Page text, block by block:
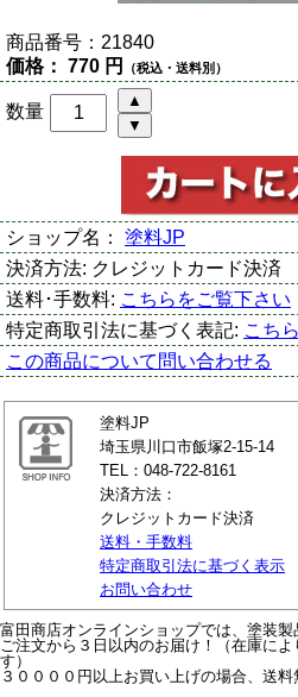
商品番号： 21840
価格： 770 円 （税込・送料別）
数量
ショップ名： 塗料JP
決済方法: クレジットカード決済
送料･手数料: こちらをご覧下さい
特定商取引法に基づく表記: こち
この商品について問い合わせる
塗料JP
埼玉県川口市飯塚2-15-14
TEL：048-722-8161
決済方法：
クレジットカード決済
送料・手数料
特定商取引法に基づく表示
お問い合わせ
富田商店オンラインショップでは、塗装製
ご注文から３日以内のお届け！（在庫に
す）
３００００円以上お買い上げの場合、送料